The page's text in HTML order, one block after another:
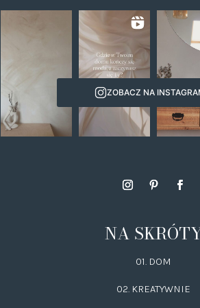
ZOBACZ NA
NA
01. DOM
02. KREATYWNIE